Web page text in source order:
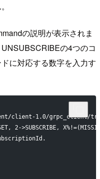
の説明が表示されま
の4つのコ
に対応する数字を入力す
client-1.0/grpc_client/
2->SUBSCRIBE,